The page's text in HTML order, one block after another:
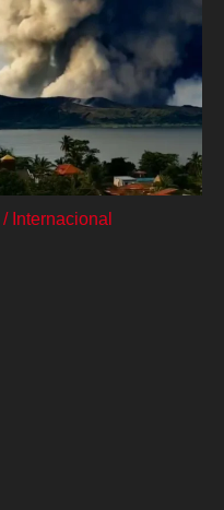
/ Internacional